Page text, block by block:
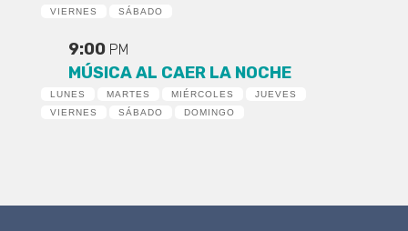
VIERNES
SÁBADO
9:00 PM
MÚSICA AL CAER LA NOCHE
LUNES MARTES MIÉRCOLES
JUEVES
VIERNES
SÁBADO DOMINGO